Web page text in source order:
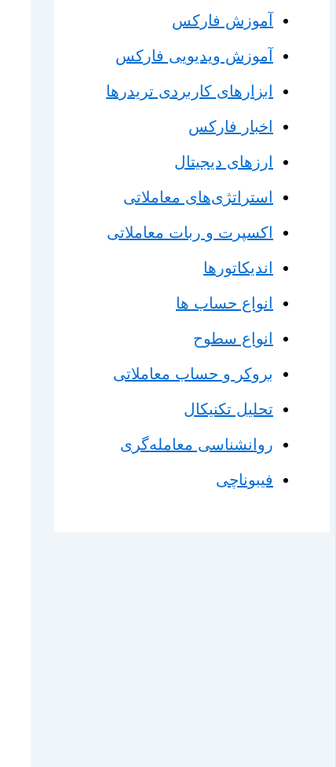
آموزش فارکس
آموزش ویدیویی فارکس
ابزارهای کاربردی تریدرها
اخبار فارکس
ارزهای دیجیتال
استراتژی‌های معاملاتی
اکسپرت و ربات معاملاتی
اندیکاتورها
انواع حساب ها
انواع سطوح
بروکر و حساب معاملاتی
تحلیل تکنیکال
روانشناسی معامله‌گری
فیبوناچی